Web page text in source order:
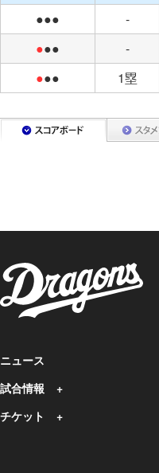
●●● -
●●● -
●●● 1塁
ニュース
試合情報
チケット